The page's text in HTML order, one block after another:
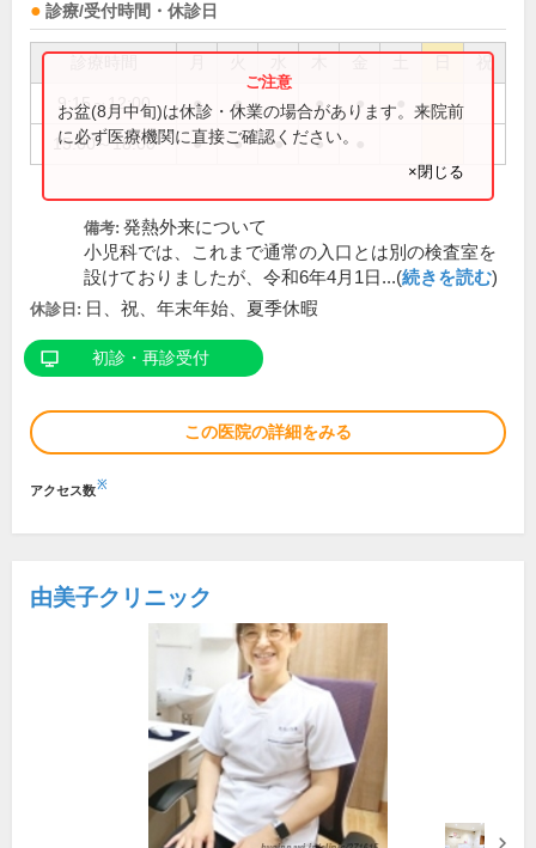
診療/受付時間・休診日
祝
9:15～12:00 ● ● ● ●
15:00～18:00 ● ● ● ●
お盆(8月中旬)は休診・休業の場合があります。来院前
に必ず医療機関に直接ご確認ください。
×閉じる
備考: 発熱外来について
小児科では、これまで通常の入口とは別の検査室を
設けておりましたが、令和6年4月1日...(続きを読む)
休診日: 日、祝、年末年始、夏季休暇
初診・再診受付
この医院の詳細をみる
アクセス数※
由美子クリニック